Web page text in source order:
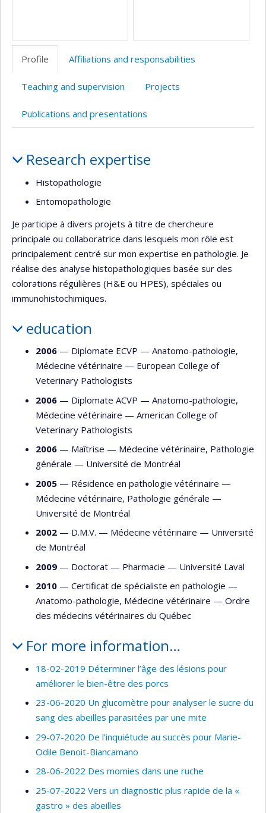
Profile Affiliations and responsabilities
Teaching and supervision Projects
Publications and presentations
Research expertise
Histopathologie
Entomopathologie
Je participe à divers projets à titre de chercheure
principale ou collaboratrice dans lesquels mon rôle est
principalement centré sur mon expertise en pathologie. Je
réalise des analyse histopathologiques basée sur des
colorations régulières (H&E ou HPES), spéciales ou
immunohistochimiques.
education
2006 — Diplomate ECVP — Anatomo-pathologie,
Médecine vétérinaire — European College of
Veterinary Pathologists
2006 — Diplomate ACVP — Anatomo-pathologie,
Médecine vétérinaire — American College of
Veterinary Pathologists
2006 — Maîtrise — Médecine vétérinaire, Pathologie
générale — Université de Montréal
2005 — Résidence en pathologie vétérinaire —
Médecine vétérinaire, Pathologie générale —
Université de Montréal
2002 — D.M.V. — Médecine vétérinaire — Université
de Montréal
2009 — Doctorat — Pharmacie — Université Laval
2010 — Certificat de spécialiste en pathologie —
Anatomo-pathologie, Médecine vétérinaire — Ordre
des médecins vétérinaires du Québec
For more information…
18-02-2019 Déterminer l’âge des lésions pour
améliorer le bien-être des porcs
23-06-2020 Un glucomètre pour analyser le sucre du
sang des abeilles parasitées par une mite
29-07-2020 De l’inquiétude au succès pour Marie-
Odile Benoit-Biancamano
28-06-2022 Des momies dans une ruche
25-07-2022 Vers un diagnostic plus rapide de la «
gastro » des abeilles